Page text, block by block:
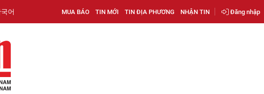
어 MUA BÁO TIN MỚI TIN ĐỊA PHƯƠNG NHẬN TIN Đăng nhập